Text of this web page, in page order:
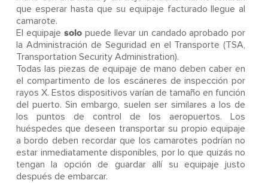
que esperar hasta que su equipaje facturado llegue al
camarote.
El equipaje solopuede llevar un candado aprobado por
la Administración de Seguridad en el Transporte (TSA,
Transportation Security Administration).
Todas las piezas de equipaje de mano deben caber en
el compartimento de los escáneres de inspección por
rayos X. Estos dispositivos varían de tamaño en función
del puerto. Sin embargo, suelen ser similares a los de
los puntos de control de los aeropuertos. Los
huéspedes que deseen transportar su propio equipaje
a bordo deben recordar que los camarotes podrían no
estar inmediatamente disponibles, por lo que quizás no
tengan la opción de guardar allí su equipaje justo
después de embarcar.